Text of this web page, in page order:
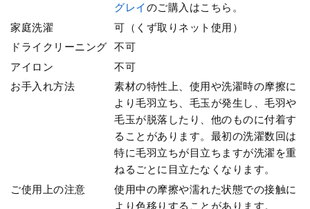
グレイのご購入はこちら。
家庭洗濯
可（くず取りネット使用）
ドライクリーニング
不可
アイロン
不可
お手入れ方法
素材の特性上、使用や洗濯時の摩擦に
より毛羽立ち、毛玉が発生し、毛羽や
毛玉が脱落したり、他のものに付着す
ることがあります。最初の洗濯数回は
特に毛羽立ちが目立ちますが洗濯を重
ねるごとに目立たなくなります。
ご使用上の注意
使用中の摩擦や濡れた状態での接触に
より色移りすることがあります。